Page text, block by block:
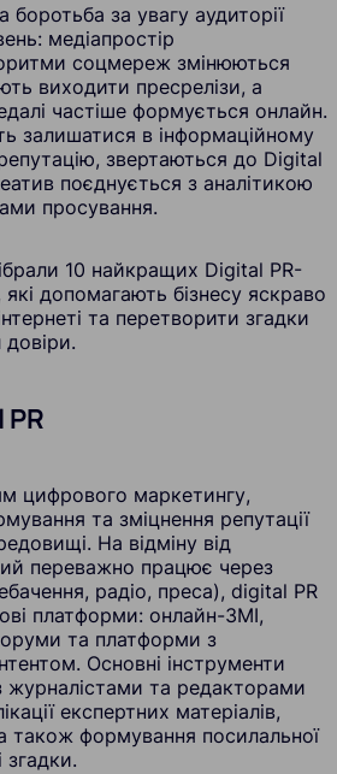
за увагу аудиторії
медіапростір
соцмереж змінюються
виходити пресрелізи, а
частіше формується онлайн.
залишатися в інформаційному
звертаються до Digital
поєднується з аналітикою
просування.
10 найкращих Digital PR-
допомагають бізнесу яскраво
та перетворити згадки
довіри.
цифрового маркетингу,
та зміцнення репутації
На відміну від
переважно працює через
радіо, преса), digital PR
платформи: онлайн-ЗМІ,
та платформи з
Основні інструменти
та редакторами
експертних матеріалів,
а також формування посилальної
згадки.